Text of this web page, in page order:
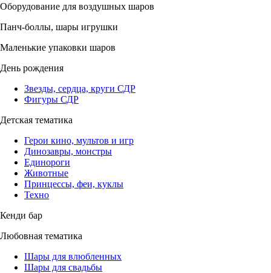
Оборудование для воздушных шаров
Панч-боллы, шары игрушки
Маленькие упаковки шаров
День рождения
Звезды, сердца, круги СДР
Фигуры СДР
Детская тематика
Герои кино, мультов и игр
Динозавры, монстры
Единороги
Животные
Принцессы, феи, куклы
Техно
Кенди бар
Любовная тематика
Шары для влюбленных
Шары для свадьбы